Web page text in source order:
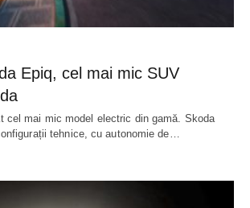
Epiq, cel mai mic SUV
cel mai mic model electric din gamă. Skoda
tehnice, cu autonomie de…